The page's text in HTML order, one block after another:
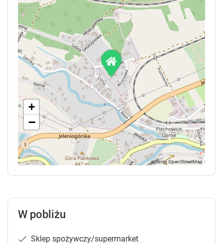
+
−
W pobliżu
Sklep spożywczy/supermarket